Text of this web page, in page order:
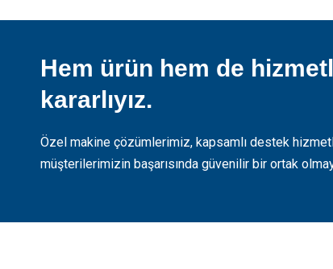
Hem ürün hem de
kararlıyız.
Özel makine çözümlerimiz, kapsamlı destek
müşterilerimizin başarısında güvenilir bir ortak